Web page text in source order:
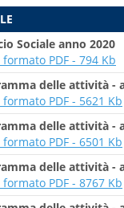
Sociale anno 2020
PDF - 794 Kb
delle attività -
PDF - 5621 Kb
delle attività -
PDF - 6501 Kb
delle attività -
PDF - 8767 Kb